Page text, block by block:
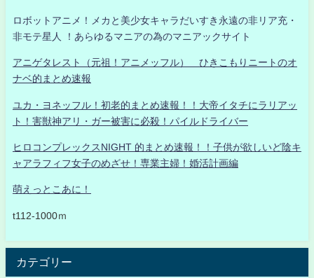
ロボットアニメ！メカと美少女キャラだいすき永遠の非リア充・
非モテ星人 ！あらゆるマニアの為のマニアックサイト
アニゲタレスト（元祖！アニメッフル） ひきこもりニートのオ
ナベ的まとめ速報
ユカ・ヨネッフル！初老的まとめ速報！！大帝イタチにラリアッ
ト！害獣神アリ・ガー被害に必殺！パイルドライバー
ヒロコンプレックスNIGHT 的まとめ速報！！子供が欲しいど陰キ
ャアラフィフ女子のめざせ！専業主婦！婚活計画編
萌えっとこあに！
t112-1000ｍ
カテゴリー